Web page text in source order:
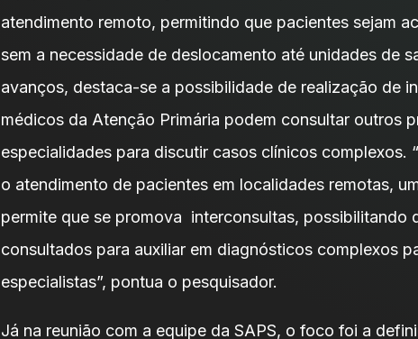
atendimento remoto, permitindo que pacientes sejam
sem a necessidade de deslocamento até unidades de
avanços, destaca-se a possibilidade de realização de
médicos da Atenção Primária podem consultar outros
especialidades para discutir casos clínicos complexos.
o atendimento de pacientes em localidades remotas,
permite que se promova interconsultas, possibilitando
consultados para auxiliar em diagnósticos complexos
especialistas”, pontua o pesquisador.
Já na reunião com a equipe da SAPS, o foco foi a